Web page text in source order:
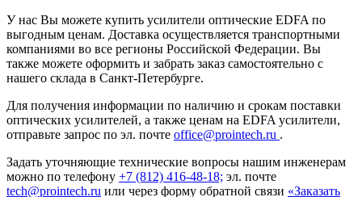
У нас Вы можете купить усилители оптические EDFA по
выгодным ценам. Доставка осуществляется транспортными
компаниями во все регионы Российской Федерации. Вы
также можете оформить и забрать заказ самостоятельно с
нашего склада в Санкт-Петербурге.
Для получения информации по наличию и срокам поставки
оптических усилителей, а также ценам на EDFA усилители,
отправьте запрос по эл. почте office@prointech.ru .
Задать уточняющие технические вопросы нашим инженерам
можно по телефону +7 (812) 416-48-18; эл. почте
tech@prointech.ru или через форму обратной связи «Заказать